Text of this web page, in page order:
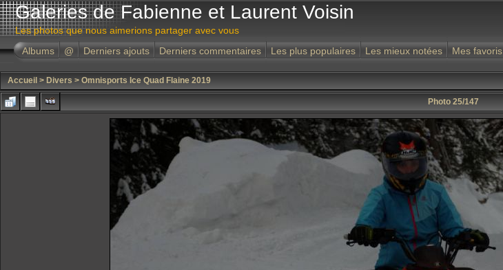
Galeries de Fabienne et Laurent Voisin
Les photos que nous aimerions partager avec vous
Albums
@ Derniers ajouts Derniers commentaires Les plus populaires Les mieux notées Mes favoris
Accueil > Divers > Omnisports Ice Quad Flaine 2019
Photo 25/147